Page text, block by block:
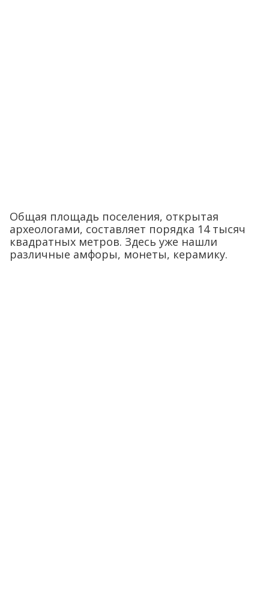
Общая площадь поселения, открытая
археологами, составляет порядка 14 тысяч
квадратных метров. Здесь уже нашли
различные амфоры, монеты, керамику.